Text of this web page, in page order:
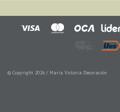
© Copyright 2026 / María Victoria Decoración